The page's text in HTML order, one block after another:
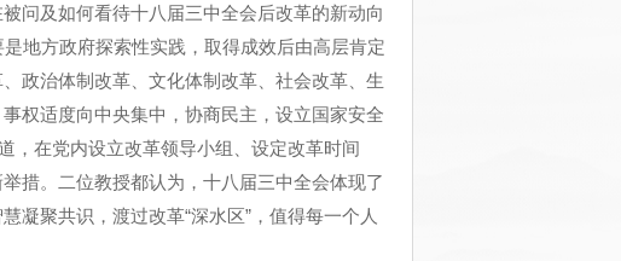
问及如何看待十八届三中全会后改革的新动向
地方政府探索性实践，取得成效后由高层肯定
政治体制改革、文化体制改革、社会改革、生
权适度向中央集中，协商民主，设立国家安全
，在党内设立改革领导小组、设定改革时间
措。二位教授都认为，十八届三中全会体现了
凝聚共识，渡过改革“深水区” ，值得每一个人